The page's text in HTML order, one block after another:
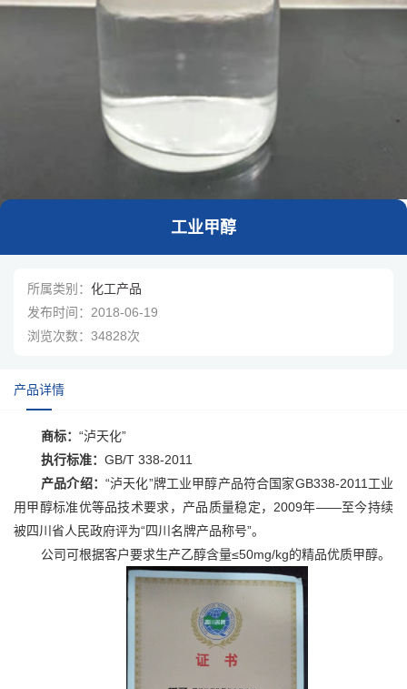
工业甲醇
所属类别： 化工产品
发布时间： 2018-06-19
浏览次数： 34828次
产品详情
商标： “泸天化”
执行标准： GB/T 338-2011
产品介绍： “泸天化”牌工业甲醇产品符合国家GB338-2011工业
用甲醇标准优等品技术要求，产品质量稳定，2009年——至今持续
被四川省人民政府评为“四川名牌产品称号”。
公司可根据客户要求生产乙醇含量≤50mg/kg的精品优质甲醇。